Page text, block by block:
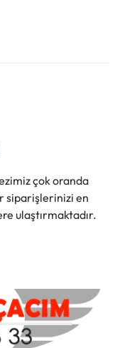
çok oranda
siparişlerinizi en
ulaştırmaktadır.